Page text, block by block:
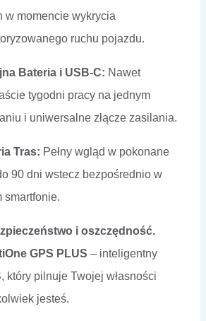
w momencie wykrycia
ruchu pojazdu.
Bateria i USB-C: Nawet
tygodni pracy na jednym
i uniwersalne złącze zasilania.
Tras: Pełny wgląd w pokonane
90 dni wstecz bezpośrednio w
smartfonie.
i oszczędność.
GPS PLUS – inteligentny
który pilnuje Twojej własności
jesteś.